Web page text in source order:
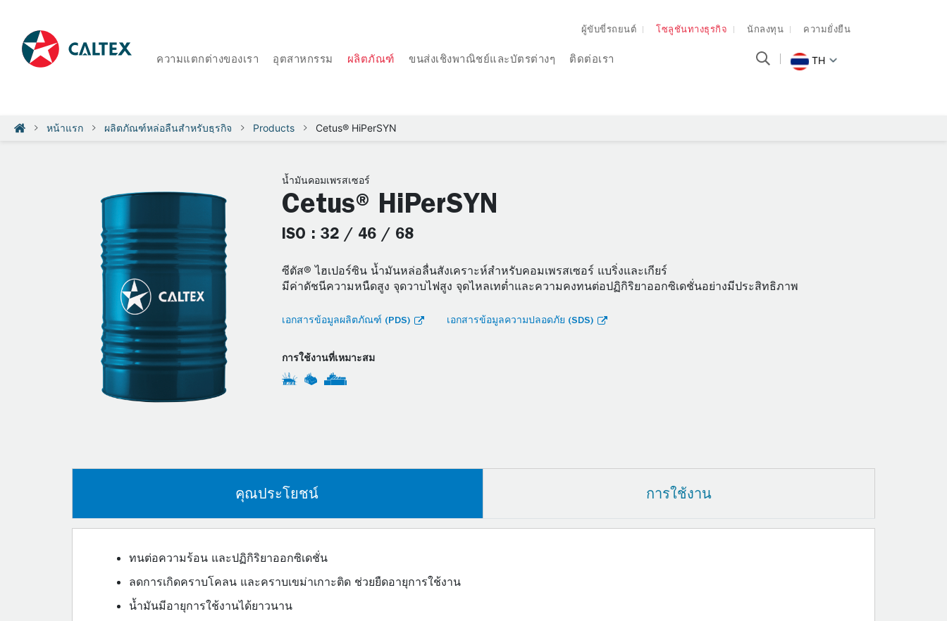
ผู้ขับขี่รถยนต์ โซลูชันทางธุรกิจ นักลงทุน ความยั่งยืน
ความแตกต่างของเรา อุตสาหกรรม ผลิตภัณฑ์ ขนส่งเชิงพาณิชย์และบัตรต่างๆ ติดต่อเรา TH
หน้าแรก ผลิตภัณฑ์หล่อลื่นสำหรับธุรกิจ Products Cetus® HiPerSYN
น้ำมันคอมเพรสเซอร์
Cetus® HiPerSYN
ISO : 32 / 46 / 68
ซีตัส® ไฮเปอร์ซิน น้ำมันหล่อลื่นสังเคราะห์สำหรับคอมเพรสเซอร์ แบริ่งและเกียร์
มีค่าดัชนีความหนืดสูง จุดวาบไฟสูง จุดไหลเทต่ำและความคงทนต่อปฏิกิริยาออกซิเดชั่นอย่างมีประสิทธิภาพ
เอกสารข้อมูลผลิตภัณฑ์ (PDS) เอกสารข้อมูลความปลอดภัย (SDS)
การใช้งานที่เหมาะสม
คุณประโยชน์ การใช้งาน
ทนต่อความร้อน และปฏิกิริยาออกซิเดชั่น
ลดการเกิดคราบโคลน และคราบเขม่าเกาะติด ช่วยยืดอายุการใช้งาน
น้ำมันมีอายุการใช้งานได้ยาวนาน